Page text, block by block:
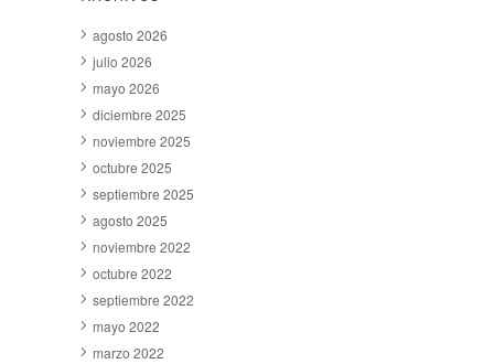
agosto 2026
julio 2026
mayo 2026
diciembre 2025
noviembre 2025
octubre 2025
septiembre 2025
agosto 2025
noviembre 2022
octubre 2022
septiembre 2022
mayo 2022
marzo 2022